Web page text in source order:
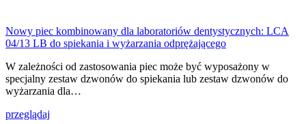
Nowy piec kombinowany dla laboratoriów dentystycznych: LCA
04/13 LB do spiekania i wyżarzania odprężającego
W zależności od zastosowania piec może być wyposażony w
specjalny zestaw dzwonów do spiekania lub zestaw dzwonów do
wyżarzania dla…
przeglądaj